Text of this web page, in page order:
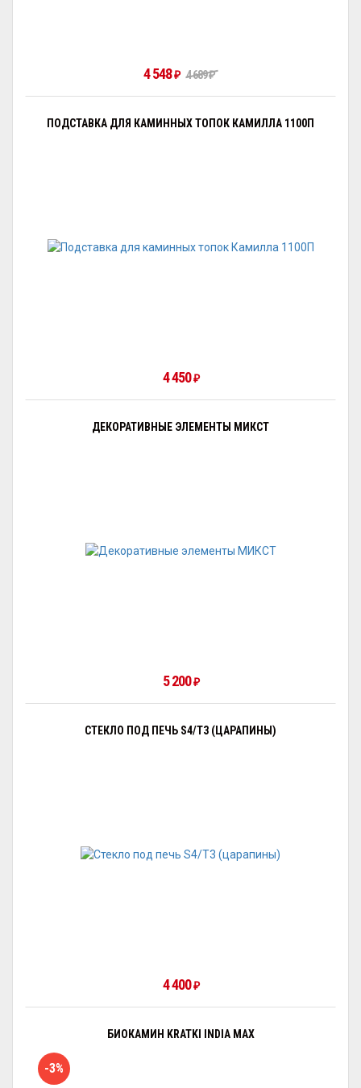
4 548 ₽ 4 689₽
ПОДСТАВКА ДЛЯ КАМИННЫХ ТОПОК КАМИЛЛА 1100П
4 450 ₽
ДЕКОРАТИВНЫЕ ЭЛЕМЕНТЫ МИКСТ
5 200 ₽
СТЕКЛО ПОД ПЕЧЬ S4/Т3 (ЦАРАПИНЫ)
4 400 ₽
БИОКАМИН KRATKI INDIA MAX
-3%